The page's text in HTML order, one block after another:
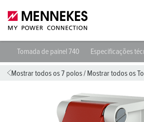
Tomada de painel 740 Especificações
Mostrar todos os 7 polos/ Mostrar todos os